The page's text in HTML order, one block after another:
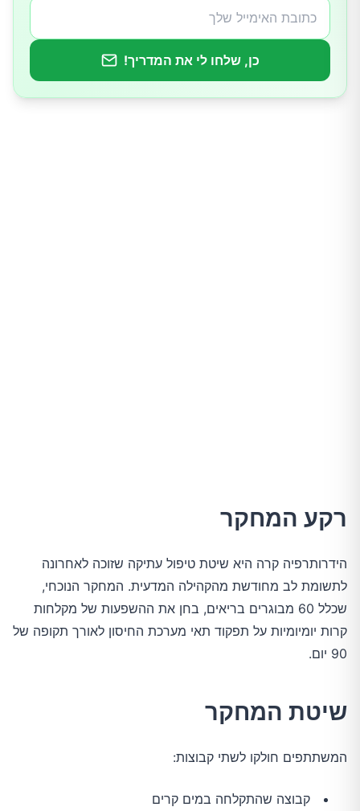
כן, שלחו לי את המדריך!
רקע המחקר
הידרותרפיה קרה היא שיטת טיפול עתיקה שזוכה לאחרונה
לתשומת לב מחודשת מהקהילה המדעית. המחקר הנוכחי,
שכלל 60 מבוגרים בריאים, בחן את ההשפעות של מקלחות
קרות יומיומיות על תפקוד תאי מערכת החיסון לאורך תקופה של
90 יום.
שיטת המחקר
המשתתפים חולקו לשתי קבוצות:
קבוצה שהתקלחה במים קרים